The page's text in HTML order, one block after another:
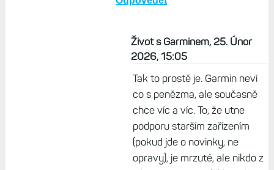
relativně nedávné F7 neuměj
Garmin potřebuje nějak získávat
peníze, ale pak se tu píše, že jich
druhou stranu se tu brečí, jak
nejsou novinky ani v relativně
nových hodinkách bez nástupce.
Trošku disbalanc.
Odpovědět